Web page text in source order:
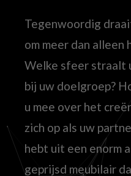
Tegenwoordig
om meer dan alleen
Welke sfeer straalt
bij uw doelgroep?
u mee over het
zich op als uw
hebt uit een enorm
geprijsd meubilair